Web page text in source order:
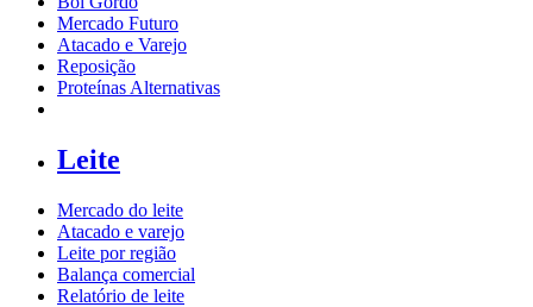
Mercado Futuro
Atacado e Varejo
Reposição
Proteínas Alternativas
Leite
Mercado do leite
Atacado e varejo
Leite por região
Balança comercial
Relatório de leite